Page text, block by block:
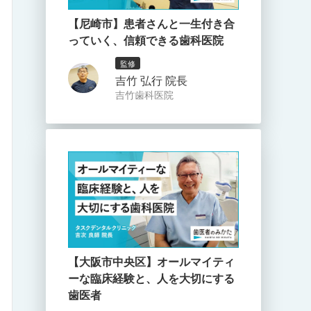
【尼崎市】患者さんと一生付き合
っていく、信頼できる歯科医院
監修
吉竹 弘行 院長
吉竹歯科医院
【大阪市中央区】オールマイティ
ーな臨床経験と、人を大切にする
歯医者